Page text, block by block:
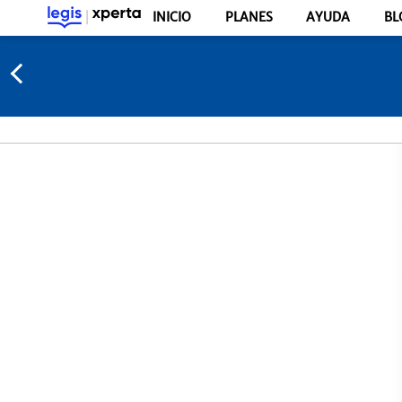
INICIO PLANES AYUDA